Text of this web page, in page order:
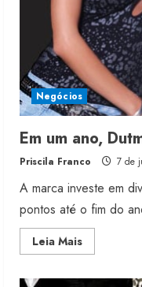
e
tachas
Negócios
Em um ano,
Priscila Franco 7 de
A marca investe em
pontos até o fim do
Leia MaisRead
more